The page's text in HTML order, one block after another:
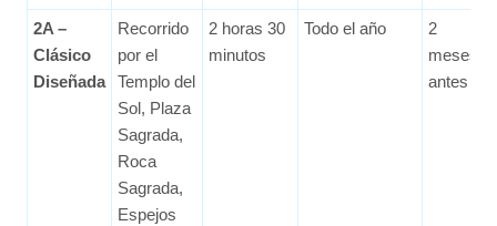
2A –
Clásico
Diseñada
Recorrido
por el
Templo del
Sol, Plaza
Sagrada,
Roca
Sagrada,
Espejos
2 horas 30
minutos
Todo el año
2
meses
antes